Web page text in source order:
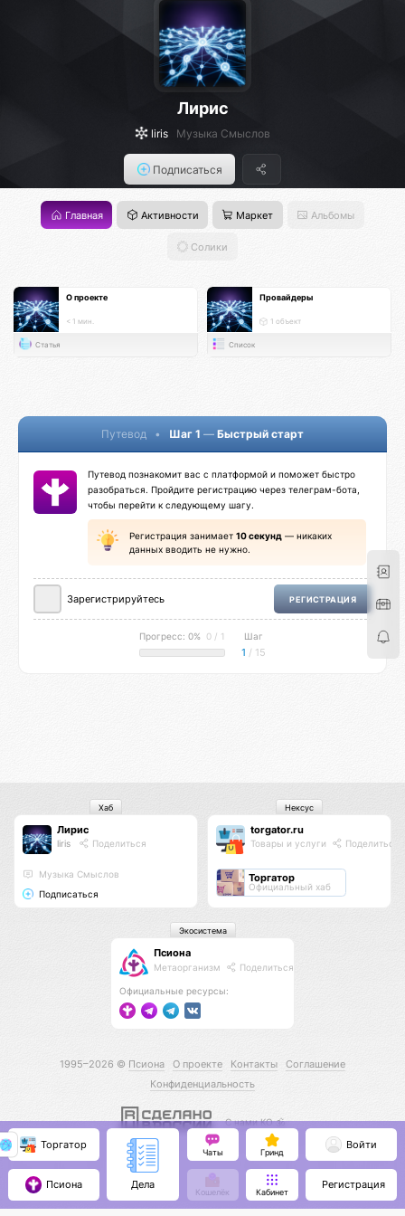
Лирис
liris Музыка Смыслов
Подписаться
Главная Активности Маркет Альбомы
Солики
О проекте
< 1 мин.
Статья
Провайдеры
1 объект
Список
Путевод • Шаг 1 — Быстрый старт
Путевод познакомит вас с платформой и поможет быстро
разобраться. Пройдите регистрацию через телеграм-бота,
чтобы перейти к следующему шагу.
Регистрация занимает 10 секунд — никаких
данных вводить не нужно.
Зарегистрируйтесь РЕГИСТРАЦИЯ
Прогресс: 0% 0 / 1 Шаг
1 / 15
Лирис
liris Поделиться
Музыка Смыслов
Подписаться
Хаб
torgator.ru
Товары и услуги Поделиться
Торгатор
Официальный хаб
Нексус
Псиона
Метаорганизм Поделиться
Официальные ресурсы:
Экосистема
1995–2026 © Псиона О проекте Контакты
Соглашение
Конфиденциальность
С нами КО 🕉️
Торгатор
Псиона Дела
Чаты Гринд
Кошелёк Кабинет
Войти
Регистрация